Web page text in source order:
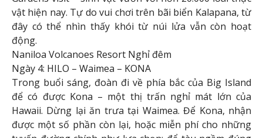
vật hiện nay. Tự do vui chơi trên bãi biển Kalapana, từ
đây có thể nhìn thấy khói từ núi lửa vẫn còn hoạt
động.
Naniloa Volcanoes Resort Nghỉ đêm
Ngày 4: HILO – Waimea – KONA
Trong buổi sáng, đoàn đi về phía bắc của Big Island
để có được Kona – một thị trấn nghỉ mát lớn của
Hawaii. Dừng lại ăn trưa tại Waimea. Để Kona, nhận
được một số phần còn lại, hoặc miễn phí cho những